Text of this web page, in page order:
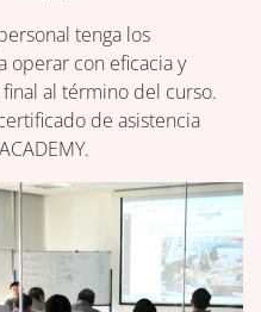
tenga los
operar con eficacia y
al término del curso.
de asistencia